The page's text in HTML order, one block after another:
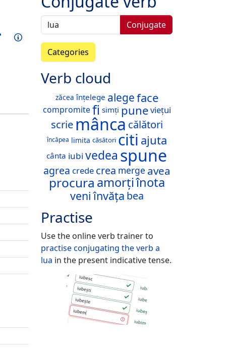
Train this verb
Info
Conjugate
Categories
Verb cloud
zăcea înțelege alegeface
compromite fi simți puneviețui
scrie mânca călători
încăpea limita căsători citi ajuta
cânta iubi vedea spune
agrea crede crea merge avea
procura amorțiînota
veniînvăța bea
Practise
Use the online verb trainer to
practise conjugating the verb a
lua in the present indicative tense.